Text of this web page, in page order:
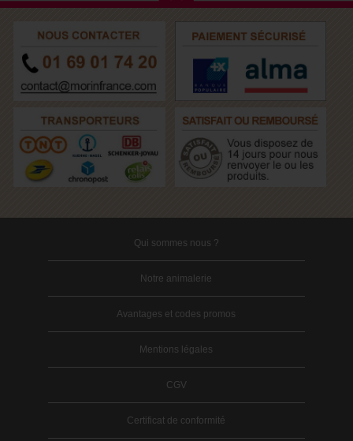
Qui sommes nous ?
Notre animalerie
Avantages et codes promos
Mentions légales
CGV
Certificat de conformité